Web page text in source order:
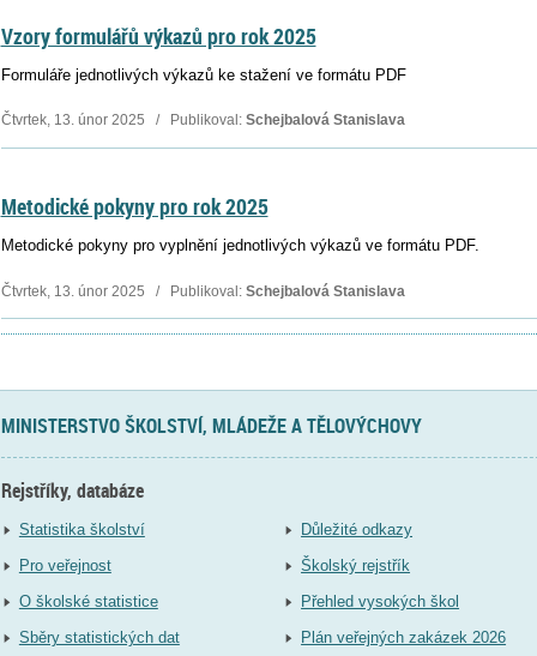
Vzory formulářů výkazů pro rok 2025
Formuláře jednotlivých výkazů ke stažení ve formátu PDF
Čtvrtek, 13. únor 2025 / Publikoval: Schejbalová Stanislava
Metodické pokyny pro rok 2025
Metodické pokyny pro vyplnění jednotlivých výkazů ve formátu PDF.
Čtvrtek, 13. únor 2025 / Publikoval: Schejbalová Stanislava
MINISTERSTVO ŠKOLSTVÍ, MLÁDEŽE A TĚLOVÝCHOVY
Rejstříky, databáze
Statistika školství
Pro veřejnost
O školské statistice
Sběry statistických dat
Důležité odkazy
Školský rejstřík
Přehled vysokých škol
Plán veřejných zakázek 2026